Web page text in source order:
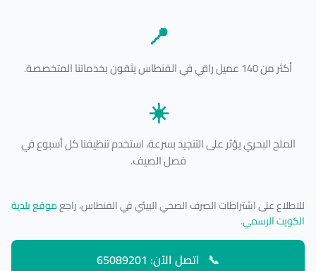
📍
أكثر من 140 عميل راقي في الفنطاس يثقون بخدماتنا المتخصصة.
☀️
الملح البحري يؤثر على التنجيد بسرعة، استخدم تنظيفنا كل أسبوع في
فصل الصيف.
للاطلاع على اشتراطات الصرف الصحي البيئي في الفنطاس، راجعموقع بلدية
الكويت الرسمي.
📞 اتصل الآن: 65089201